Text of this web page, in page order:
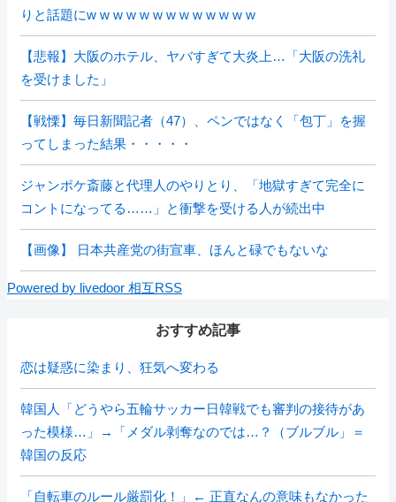
りと話題にw w w w w w w w w w w w w
【悲報】大阪のホテル、ヤバすぎて大炎上…「大阪の洗礼
を受けました」
【戦慄】毎日新聞記者（47）、ペンではなく「包丁」を握
ってしまった結果・・・・・
ジャンポケ斎藤と代理人のやりとり、「地獄すぎて完全に
コントになってる……」と衝撃を受ける人が続出中
【画像】 日本共産党の街宣車、ほんと碌でもないな
Powered by livedoor 相互RSS
おすすめ記事
恋は疑惑に染まり、狂気へ変わる
韓国人「どうやら五輪サッカー日韓戦でも審判の接待があ
った模様…」→「メダル剥奪なのでは…？（ブルブル」＝
韓国の反応
「自転車のルール厳罰化！」← 正直なんの意味もなかった